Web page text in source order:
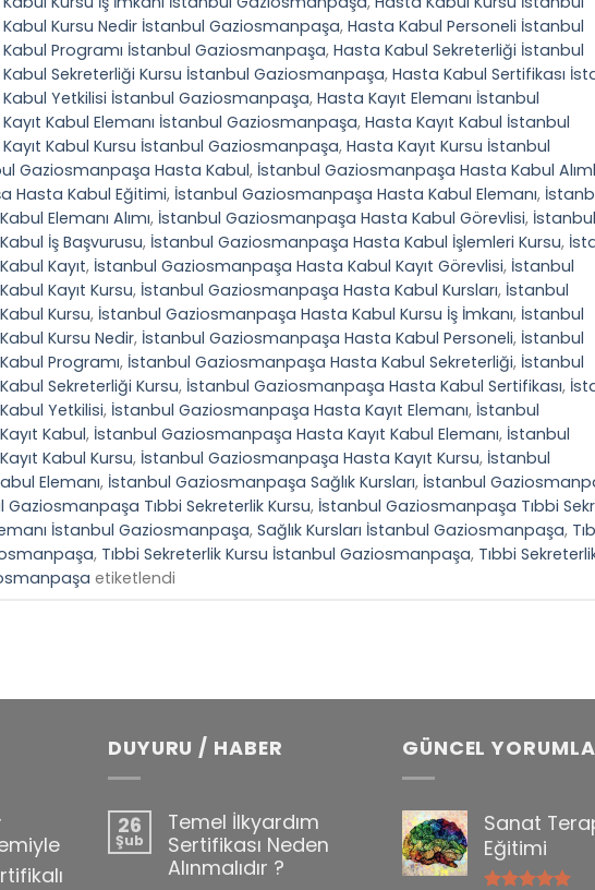
Kursu Nedir İstanbul Gaziosmanpaşa, Hasta Kabul Personeli İstanbul
Programı İstanbul Gaziosmanpaşa, Hasta Kabul Sekreterliği İstanbul
Sekreterliği Kursu İstanbul Gaziosmanpaşa, Hasta Kabul Sertifikası
Yetkilisi İstanbul Gaziosmanpaşa, Hasta Kayıt Elemanı İstanbul
Kabul Elemanı İstanbul Gaziosmanpaşa, Hasta Kayıt Kabul İstanbul
Kabul Kursu İstanbul Gaziosmanpaşa, Hasta Kayıt Kursu İstanbul
Gaziosmanpaşa Hasta Kabul, İstanbul Gaziosmanpaşa Hasta Kabul
Hasta Kabul Eğitimi, İstanbul Gaziosmanpaşa Hasta Kabul Elemanı,
Elemanı Alımı, İstanbul Gaziosmanpaşa Hasta Kabul Görevlisi, İstanbul
İş Başvurusu, İstanbul Gaziosmanpaşa Hasta Kabul İşlemleri Kursu,
Kayıt, İstanbul Gaziosmanpaşa Hasta Kabul Kayıt Görevlisi, İstanbul
Kayıt Kursu, İstanbul Gaziosmanpaşa Hasta Kabul Kursları, İstanbul
Kursu, İstanbul Gaziosmanpaşa Hasta Kabul Kursu İş İmkanı, İstanbul
Kursu Nedir, İstanbul Gaziosmanpaşa Hasta Kabul Personeli, İstanbul
Programı, İstanbul Gaziosmanpaşa Hasta Kabul Sekreterliği, İstanbul
Sekreterliği Kursu, İstanbul Gaziosmanpaşa Hasta Kabul Sertifikası,
Yetkilisi, İstanbul Gaziosmanpaşa Hasta Kayıt Elemanı, İstanbul
Kabul, İstanbul Gaziosmanpaşa Hasta Kayıt Kabul Elemanı, İstanbul
Kabul Kursu, İstanbul Gaziosmanpaşa Hasta Kayıt Kursu, İstanbul
Elemanı, İstanbul Gaziosmanpaşa Sağlık Kursları, İstanbul
Gaziosmanpaşa Tıbbi Sekreterlik Kursu, İstanbul Gaziosmanpaşa Tıbbi
İstanbul Gaziosmanpaşa, Sağlık Kursları İstanbul Gaziosmanpaşa,
, Tıbbi Sekreterlik Kursu İstanbul Gaziosmanpaşa, Tıbbi
etiketlendi
DUYURU / HABER
26
Şub
Temel İlkyardım
Sertifikası Neden
Alınmalıdır ?
GÜNCEL
Sanat
Eğitimi